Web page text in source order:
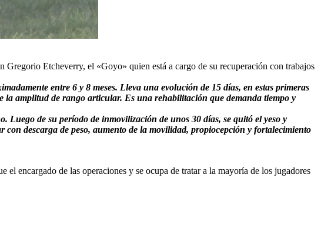
Etcheverry, el «Goyo» quien está a cargo de su recuperación con trabajos
entre 6 y 8 meses. Lleva una evolución de 15 días, en estas primeras
amplitud de rango articular. Es una rehabilitación que demanda tiempo y
de su período de inmovilización de unos 30 días, se quitó el yeso y
descarga de peso, aumento de la movilidad, propiocepción y fortalecimiento
encargado de las operaciones y se ocupa de tratar a la mayoría de los jugadores